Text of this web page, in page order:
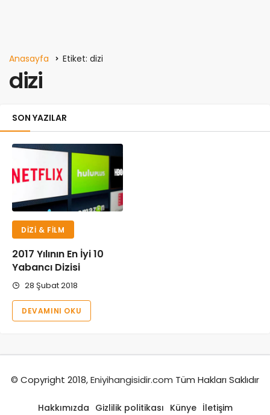
Anasayfa Etiket: dizi
dizi
SON YAZILAR
DIZI & FILM
2017 Yılının En İyi 10
Yabancı Dizisi
28 Şubat 2018
DEVAMINI OKU
© Copyright 2018,Eniyihangisidir.com Tüm Hakları Saklıdır
Hakkımızda Gizlilik politikası Künye İletişim